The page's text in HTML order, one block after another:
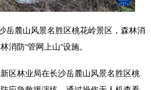
麓山风景名胜区桃花岭景区，森林消
消防“管网上山”设施。
林业局在长沙岳麓山风景名胜区桃